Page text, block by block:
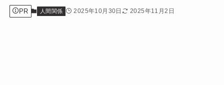
PR 人間関係 2025年10月30日 2025年11月2日